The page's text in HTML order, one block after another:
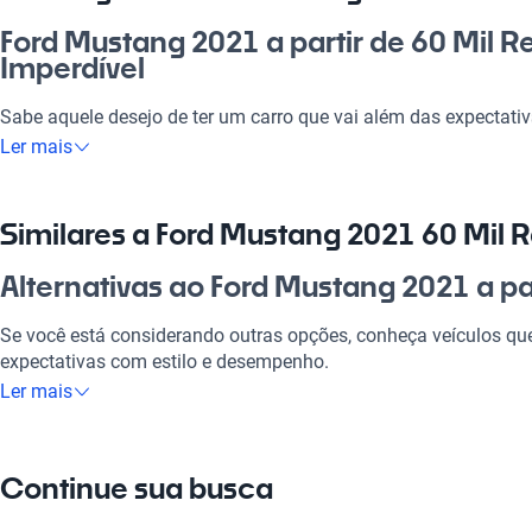
Ford Mustang 2021 a partir de 60 Mil
Imperdível
Sabe aquele desejo de ter um carro que vai além das
partir de 60 mil reais é a sua chance de entrar no mundo dos
das melhores opções do mercado brasileiro e faz um
fazer sentir na estrada livre, onde o sol brilha no seu rosto e a
Por que escolher Ford Mustang 2021
Tecnologia ao seu dispor
Desfrute da melhor tecnologia com Tecnologia moderna,
Ler mais
Similares a Ford Mustang 2021 60 Mil
Alternativas ao Ford Mustang 2021 a
Se você está considerando outras opções, conheça veículos
expectativas com estilo e desempenho.
Ford Focus
Ler mais
Continue sua busca